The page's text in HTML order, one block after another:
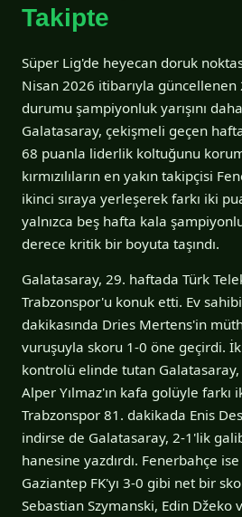
Takipte
Süper Lig'de heyecan doruk
Nisan 2026 itibarıyla
durumu şampiyonluk yarışını daha
Galatasaray, çekişmeli geçen
68 puanla liderlik koltuğunu
kırmızılıların en yakın takipçisi
ikinci sıraya yerleşerek farkı iki
yalnızca beş hafta kala
derece kritik bir boyuta taşındı.
Galatasaray, 29. haftada Türk
Trabzonspor'u konuk etti. Ev
dakikasında Dries Mertens'in
vuruşuyla skoru 1-0 öne geçirdi.
kontrolü elinde tutan Galatasaray,
Alper Yılmaz'ın kafa golüyle farkı
Trabzonspor 81. dakikada Enis
indirse de Galatasaray, 2-1'lik
hanesine yazdırdı. Fenerbahçe
Gaziantep FK'yı 3-0 gibi net bir
Sebastian Szymanski, Edin Džeko